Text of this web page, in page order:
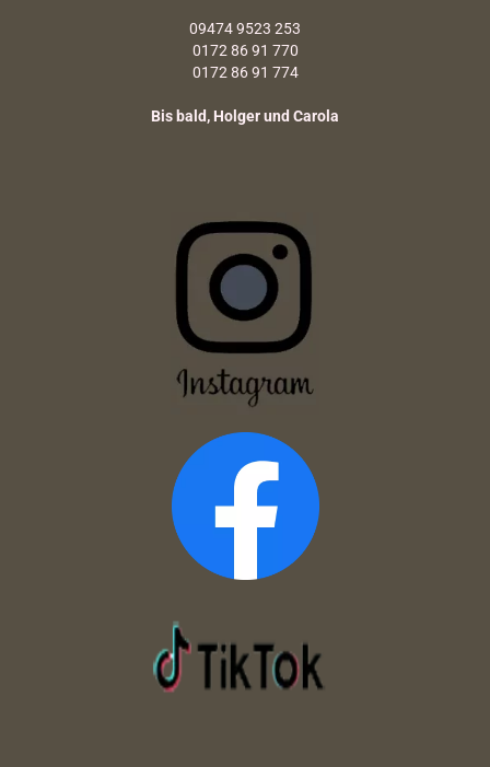
09474 9523 253
0172 86 91 770
0172 86 91 774
Bis bald, Holger und Carola